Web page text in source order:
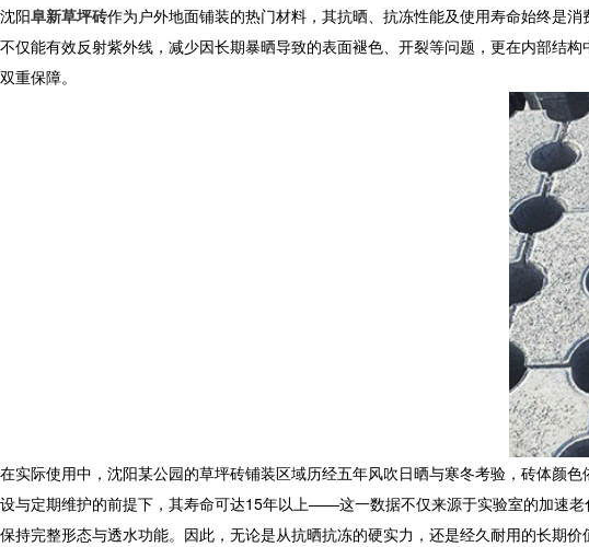
沈阳阜新草坪砖作为户外地面铺装的热门材料，其抗晒、抗冻性能及使用寿命始终是
不仅能有效反射紫外线，减少因长期暴晒导致的表面褪色、开裂等问题，更在内部结
双重保障。
在实际使用中，沈阳某公园的草坪砖铺装区域历经五年风吹日晒与寒冬考验，砖体颜
设与定期维护的前提下，其寿命可达15年以上——这一数据不仅来源于实验室的加速
保持完整形态与透水功能。因此，无论是从抗晒抗冻的硬实力，还是经久耐用的长期价